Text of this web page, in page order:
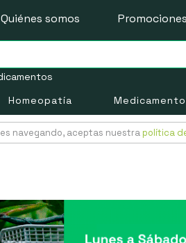
Quiénes somos Promociones
Homeopatía
navegando, aceptas nuestra política